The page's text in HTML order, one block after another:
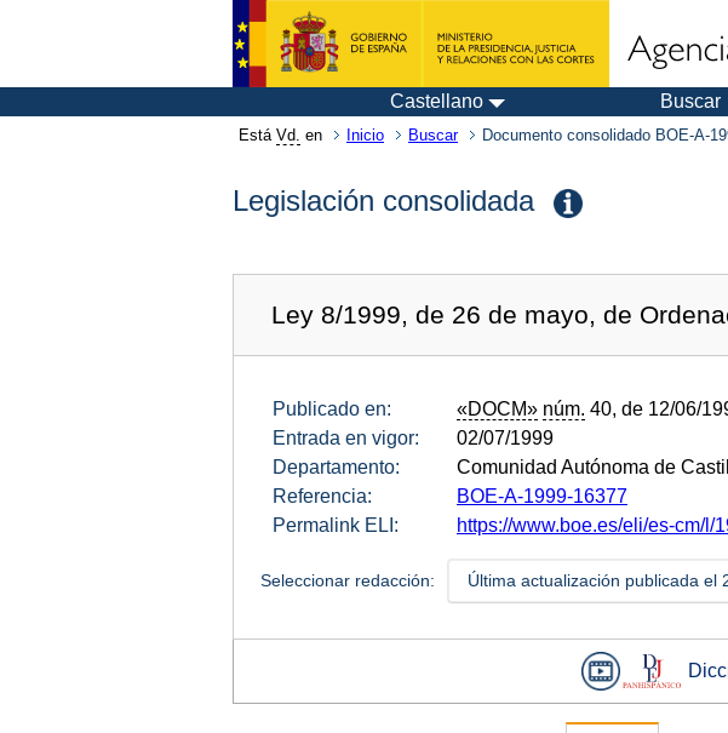
Castellano Buscar
Está Vd. en Inicio Buscar Documento consolidado BOE-A-
Legislación consolidada
Ley 8/1999, de 26 de mayo, de
Publicado en: «DOCM» núm. 40, de 12/06/
Entrada en vigor:
02/07/1999
Departamento:
Comunidad Autónoma de
Referencia:
BOE-A-1999-16377
Permalink ELI:
https://www.boe.es/eli/es-cm/l/
Seleccionar redacción: Última actualización publicada el